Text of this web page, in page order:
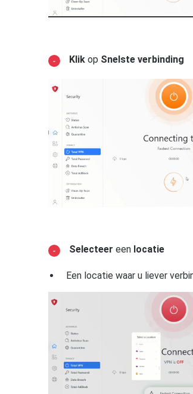
Klik op Snelste verbinding
Selecteer een locatie
Een locatie waar u liever